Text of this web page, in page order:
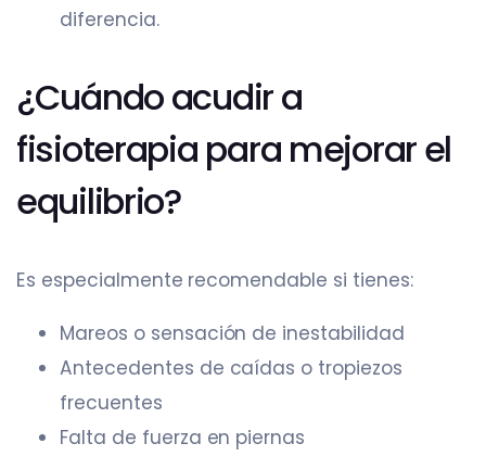
diferencia.
¿Cuándo acudir a
fisioterapia para mejorar el
equilibrio?
Es especialmente recomendable si tienes:
Mareos o sensación de inestabilidad
Antecedentes de caídas o tropiezos
frecuentes
Falta de fuerza en piernas